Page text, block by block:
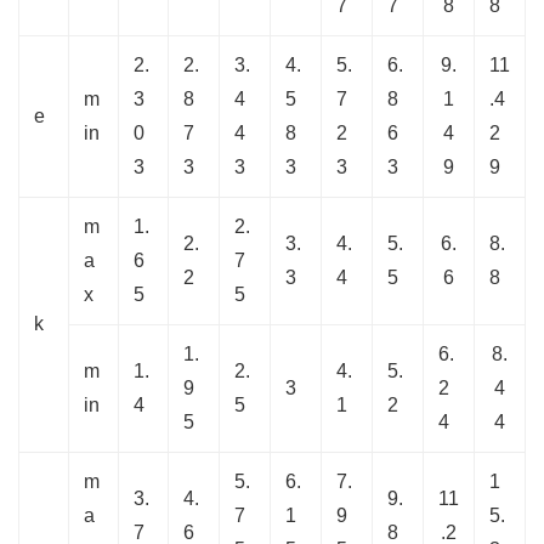
7 7 8 8
e
m
in
2.
3
0
3
2.
8
7
3
3.
4
4
3
4.
5
8
3
5.
7
2
3
6.
8
6
3
9.
1
4
9
11
.4
2
9
k
m
a
x
1.
6
5
2.
2
2.
7
5
3.
3
4.
4
5.
5
6.
6
8.
8
m
in
1.
4
1.
9
5
2.
5
3
4.
1
5.
2
6.
2
4
8.
4
4
m
a
3.
7
4.
6
5.
7
6.
1
7.
9
9.
8
11
.2
1
5.